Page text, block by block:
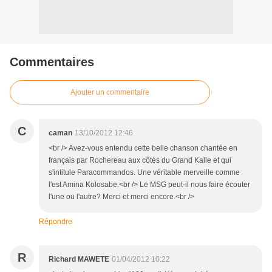
Commentaires
Ajouter un commentaire
C caman 13/10/2012 12:46
<br /> Avez-vous entendu cette belle chanson chantée en
français par Rochereau aux côtés du Grand Kalle et qui
s'intitule Paracommandos. Une véritable merveille comme
l'est Amina Kolosabe.<br /> Le MSG peut-il nous faire écouter
l'une ou l'autre? Merci et merci encore.<br />
Répondre
R Richard MAWETE 01/04/2012 10:22